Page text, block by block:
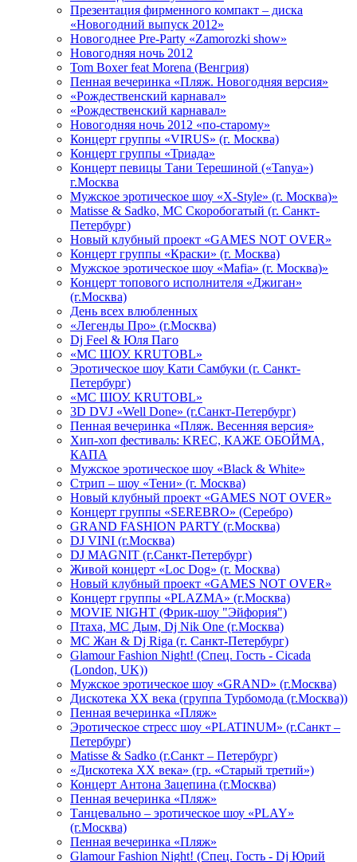
Презентация фирменного компакт – диска
«Новогодний выпуск 2012»
Новогоднее Pre-Party «Zamorozki show»
Новогодняя ночь 2012
Tom Boxer feat Morena (Венгрия)
Пенная вечеринка «Пляж. Новогодняя версия»
«Рождественский карнавал»
«Рождественский карнавал»
Новогодняя ночь 2012 «по-старому»
Концерт группы «VIRUS» (г. Москва)
Концерт группы «Триада»
Концерт певицы Тани Терешиной («Tanya»)
г.Москва
Мужское эротическое шоу «X-Style» (г. Москва)»
Matissе & Sadko, MC Скоробогатый (г. Санкт-
Петербург)
Новый клубный проект «GAMES NOT OVER»
Концерт группы «Краски» (г. Москва)
Мужское эротическое шоу «Mafia» (г. Москва)»
Концерт топового исполнителя «Джиган»
(г.Москва)
День всех влюбленных
«Легенды Про» (г.Москва)
Dj Feel & Юля Паго
«МС ШОУ. KRUTOBL»
Эротическое шоу Кати Самбуки (г. Санкт-
Петербург)
«МС ШОУ. KRUTOBL»
3D DVJ «Well Done» (г.Санкт-Петербург)
Пенная вечеринка «Пляж. Весенняя версия»
Хип-хоп фестиваль: KREC, КАЖЕ ОБОЙМА,
КАПА
Мужское эротическое шоу «Black & White»
Стрип – шоу «Тени» (г. Москва)
Новый клубный проект «GAMES NOT OVER»
Концерт группы «SEREBRO» (Серебро)
GRAND FASHION PARTY (г.Москва)
DJ VINI (г.Москва)
DJ MAGNIT (г.Санкт-Петербург)
Живой концерт «Loc Dog» (г. Москва)
Новый клубный проект «GAMES NOT OVER»
Концерт группы «PLAZMA» (г.Москва)
MOVIE NIGHT (Фрик-шоу "Эйфория")
Птаха, МС Дым, Dj Nik One (г.Москва)
МС Жан & Dj Riga (г. Санкт-Петербург)
Glamour Fashion Night! (Спец. Гость - Cicada
(London, UK))
Мужское эротическое шоу «GRAND» (г.Москва)
Дискотека XX века (группа Турбомода (г.Москва))
Пенная вечеринка «Пляж»
Эротическое стресс шоу «PLATINUM» (г.Санкт –
Петербург)
Matisse & Sadko (г.Санкт – Петербург)
«Дискотека ХХ века» (гр. «Старый третий»)
Концерт Антона Зацепина (г.Москва)
Пенная вечеринка «Пляж»
Танцевально – эротическое шоу «PLAY»
(г.Москва)
Пенная вечеринка «Пляж»
Glamour Fashion Night! (Спец. Гость - Dj Юрий